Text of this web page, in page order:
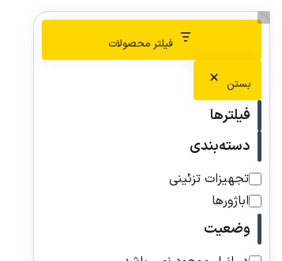
فیلتر محصولات
بستن
فیلترها
دسته‌بندی
تجهیزات تزئینی
اباژورها
وضعیت